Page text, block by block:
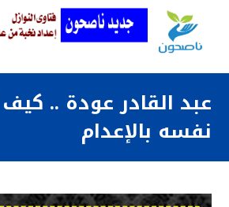
عبد القادر عودة ..
نفسه بالإعدام